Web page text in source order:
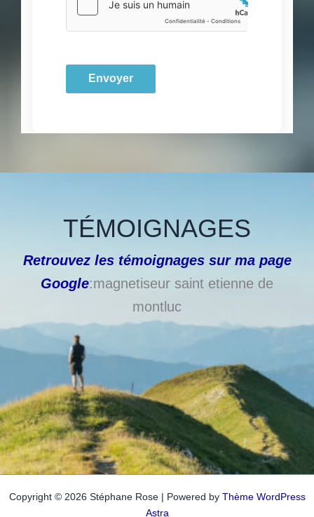
TÉMOIGNAGES
Retrouvez les témoignages sur ma page
Google:magnetiseur saint etienne de
montluc
Copyright © 2026 Stéphane Rose | Powered by Thème WordPress
Astra